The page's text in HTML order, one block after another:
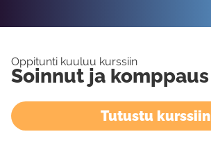
Oppitunti kuuluu kurssiin
Soinnut ja komppaus
Tutustu kurssiin